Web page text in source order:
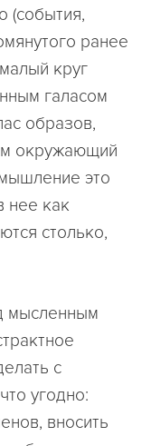
(события,
ранее
круг
галасом
образов,
окружающий
это
нее как
столько,
мысленным
с
угодно:
вносить